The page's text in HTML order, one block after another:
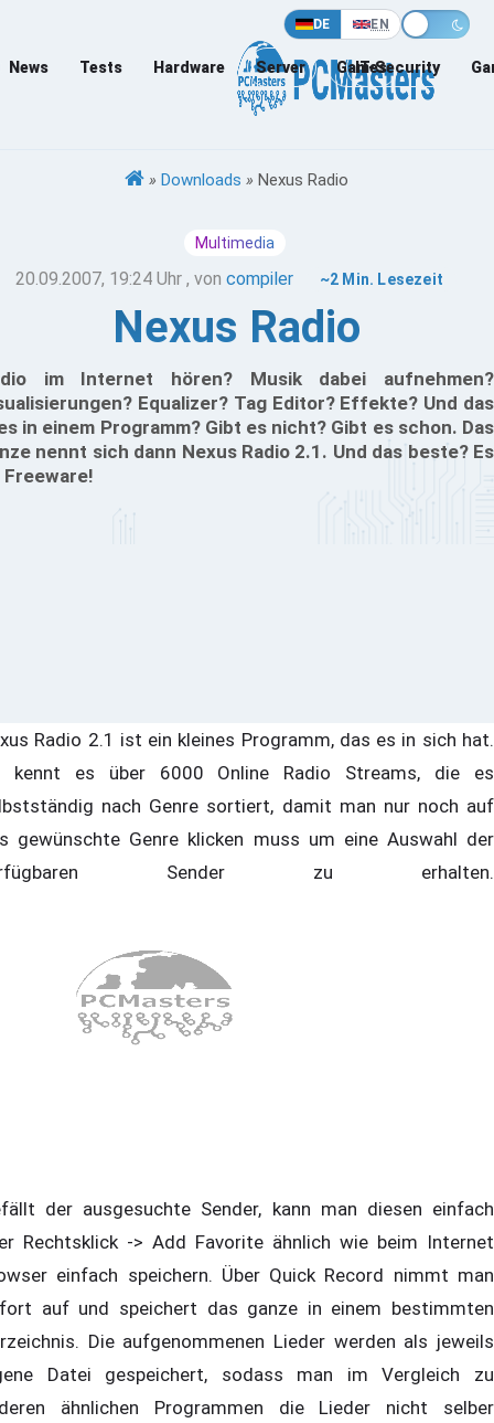
DE EN
News Tests Hardware Server Games
IT-Security
» Downloads » Nexus Radio
Multimedia
20.09.2007, 19:24 Uhr , von compiler ~2 Min. Lesezeit
Nexus Radio
im Internet hören? Musik dabei aufnehmen?
Equalizer? Tag Editor? Effekte? Und das
in einem Programm? Gibt es nicht? Gibt es schon. Das
nennt sich dann Nexus Radio 2.1. Und das beste? Es
Radio 2.1 ist ein kleines Programm, das es in sich hat.
kennt es über 6000 Online Radio Streams, die es
nach Genre sortiert, damit man nur noch auf
gewünschte Genre klicken muss um eine Auswahl der
Sender zu erhalten.
der ausgesuchte Sender, kann man diesen einfach
Rechtsklick -> Add Favorite ähnlich wie beim Internet
einfach speichern. Über Quick Record nimmt man
auf und speichert das ganze in einem bestimmten
Die aufgenommenen Lieder werden als jeweils
Datei gespeichert, sodass man im Vergleich zu
ähnlichen Programmen die Lieder nicht selber